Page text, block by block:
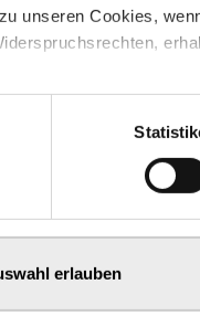
unseren Cookies,
erlauben